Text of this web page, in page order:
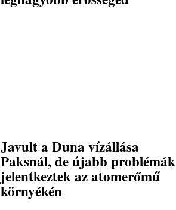
Javult a Duna vízállása
Paksnál, de újabb problémák
jelentkeztek az atomerőmű
környékén